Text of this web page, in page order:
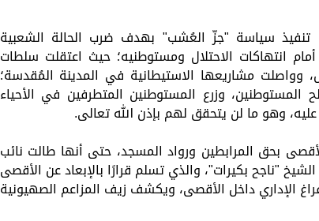
تنفيذ سياسة "جزّ العُشب" بهدف ضرب الحالة الشعبية
انتهاكات الاحتلال ومستوطنيه؛ حيث اعتقلت سلطات
القدس، وواصلت مشاريعها الاستيطانية في المدينة المُقدسة؛
المستوطنين، وزرع المستوطنين المتطرفين في الأحياء
وهو ما لن يتحقق لهم بإذن الله تعالى.
بحق المرابطين ورواد المسجد، حتى أنها طالت نائب
"ناجح بكيرات"، والذي تسلم قرارًا بالإبعاد عن الأقصى
الإداري داخل الأقصى، ويكشف زيف المزاعم الصهيونية